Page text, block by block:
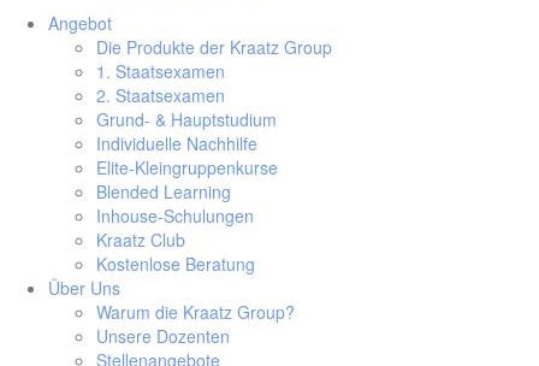
Angebot
Die Produkte der Kraatz Group
1. Staatsexamen
2. Staatsexamen
Grund- & Hauptstudium
Individuelle Nachhilfe
Elite-Kleingruppenkurse
Blended Learning
Inhouse-Schulungen
Kraatz Club
Kostenlose Beratung
Über Uns
Warum die Kraatz Group?
Unsere Dozenten
Stellenangebote